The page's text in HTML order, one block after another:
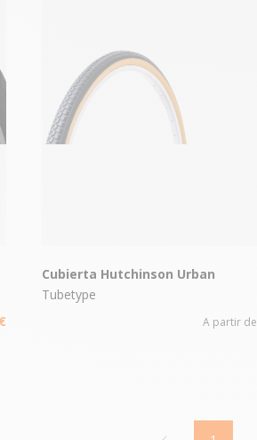
Cubierta Hutchinson Urban
Tubetype
A partir de